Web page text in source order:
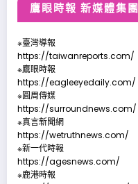
鷹眼時報 新媒體集團
※臺灣導報
https://taiwanreports.com/
※鷹眼時報
https://eagleeyedaily.com/
※圓周傳媒
https://surroundnews.com/
※真言新聞網
https://wetruthnews.com/
※新一代時報
https://agesnews.com/
※鹿港時報